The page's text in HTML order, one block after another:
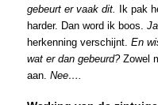
gebeurt er vaak dit.
Ik pak
harder. Dan word ik boos.
herkenning verschijnt. En
wat er dan gebeurd?Zowel
aan. Nee….